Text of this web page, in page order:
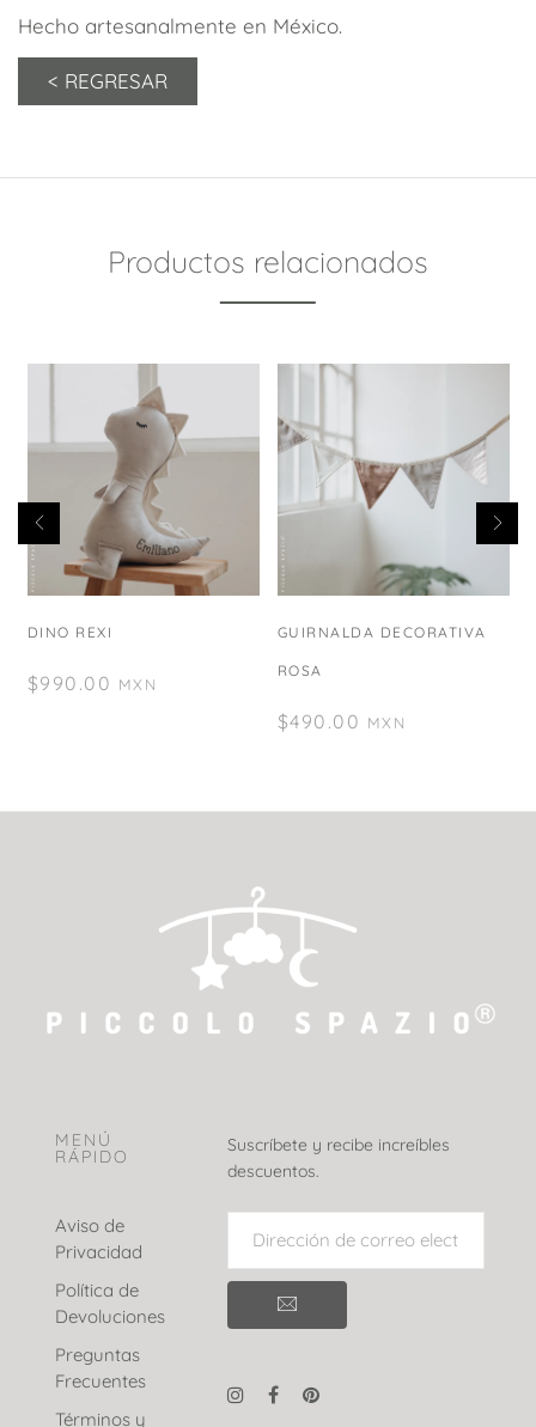
Hecho artesanalmente en México.
Productos relacionados
DINO REXI
$990.00 MXN
GUIRNALDA DECORATIVA
ROSA
$490.00 MXN
MENÚ
RÁPIDO
Aviso de
Privacidad
Política de
Devoluciones
Preguntas
Frecuentes
Términos y
Suscríbete y recibe increíbles
descuentos.